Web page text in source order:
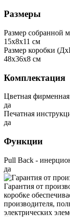
Размеры
Размер
15x8x11 см
Размер коробки
48x36x8 см
Комплектация
Цветная фирменная
да
Печатная
да
Функции
Pull Back -
да
Гарантия от
коробке
производителя,
электрических